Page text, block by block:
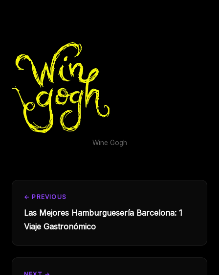
Wine Gogh
← PREVIOUS
Las Mejores Hamburguesería Barcelona: 1
Viaje Gastronómico